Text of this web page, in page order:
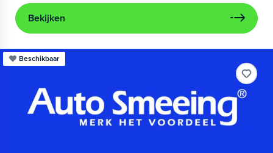
Bekijken
Beschikbaar